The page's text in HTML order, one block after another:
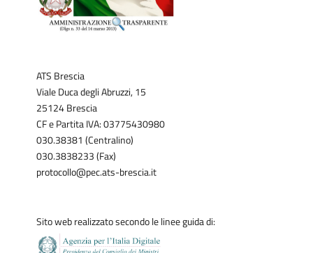
ATS Brescia
Viale Duca degli Abruzzi, 15
25124 Brescia
CF e Partita IVA: 03775430980
030.38381 (Centralino)
030.3838233 (Fax)
protocollo@pec.ats-brescia.it
Sito web realizzato secondo le linee guida di: